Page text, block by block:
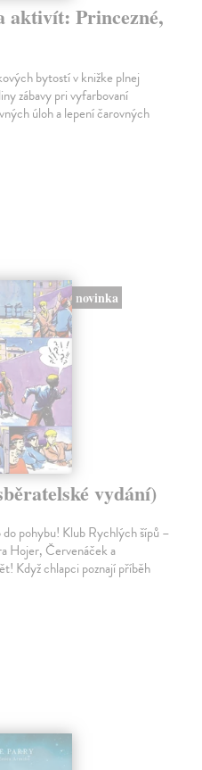
aktivít: Princezné,
bytostí v knižke plnej
zábavy pri vyfarbovaní
úloh a lepení čarovných
novinka
vydání)
pohybu! Klub Rychlých šípů –
Hojer, Červenáček a
Když chlapci poznají příběh